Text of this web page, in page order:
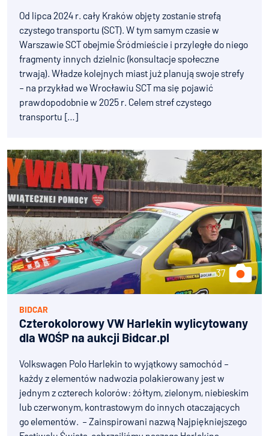
Od lipca 2024 r. cały Kraków objęty zostanie strefą
czystego transportu (SCT). W tym samym czasie w
Warszawie SCT obejmie Śródmieście i przyległe do niego
fragmenty innych dzielnic (konsultacje społeczne
trwają). Władze kolejnych miast już planują swoje strefy
– na przykład we Wrocławiu SCT ma się pojawić
prawdopodobnie w 2025 r. Celem stref czystego
transportu […]
BIDCAR
Czterokolorowy VW Harlekin wylicytowany
dla WOŚP na aukcji Bidcar.pl
Volkswagen Polo Harlekin to wyjątkowy samochód –
każdy z elementów nadwozia polakierowany jest w
jednym z czterech kolorów: żółtym, zielonym, niebieskim
lub czerwonym, kontrastowym do innych otaczających
go elementów. – Zainspirowani nazwą Najpiękniejszego